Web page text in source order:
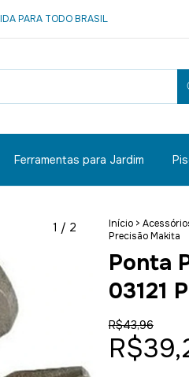
PARA TODO BRASIL
Ferramentas para Jardim
1 / 2 Início >
Precisão Makita
Ponta
03121
R$43,96